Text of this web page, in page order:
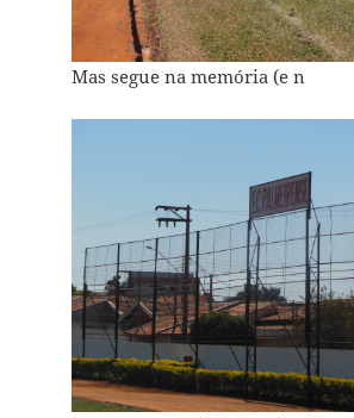
Mas segue na memória (e n